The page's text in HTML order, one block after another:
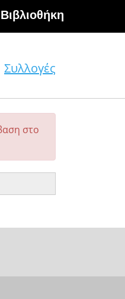
Συλλογές
στο